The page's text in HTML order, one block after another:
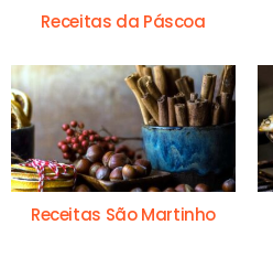
Receitas da Páscoa
Receitas São Martinho